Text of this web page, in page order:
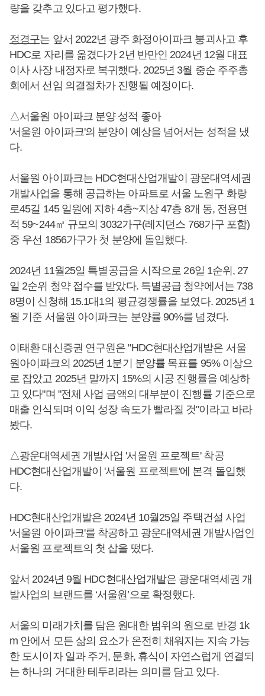
량을 갖추고 있다고 평가했다.
정경구는 앞서 2022년 광주 화정아이파크 붕괴사고 후
HDC로 자리를 옮겼다가 2년 반만인 2024년 12월 대표
이사 사장 내정자로 복귀했다. 2025년 3월 중순 주주총
회에서 선임 의결절차가 진행될 예정이다.
△서울원 아이파크 분양 성적 좋아
'서울원 아이파크'의 분양이 예상을 넘어서는 성적을 냈
다.
서울원 아이파크는 HDC현대산업개발이 광운대역세권
개발사업을 통해 공급하는 아파트로 서울 노원구 화랑
로45길 145 일원에 지하 4층~지상 47층 8개 동, 전용면
적 59~244㎡ 규모의 3032가구(레지던스 768가구 포함)
중 우선 1856가구가 첫 분양에 돌입했다.
2024년 11월25일 특별공급을 시작으로 26일 1순위, 27
일 2순위 청약 접수를 받았다. 특별공급 청약에서는 738
8명이 신청해 15.1대1의 평균경쟁률을 보였다. 2025년 1
월 기준 서울원 아이파크는 분양률 90%를 넘겼다.
이태환 대신증권 연구원은 "HDC현대산업개발은 서울
원아이파크의 2025년 1분기 분양률 목표를 95% 이상으
로 잡았고 2025년 말까지 15%의 시공 진행률을 예상하
고 있다"며 "전체 사업 금액의 대부분이 진행률 기준으로
매출 인식되며 이익 성장 속도가 빨라질 것"이라고 바라
봤다.
△광운대역세권 개발사업 '서울원 프로젝트' 착공
HDC현대산업개발이 '서울원 프로젝트'에 본격 돌입했
다.
HDC현대산업개발은 2024년 10월25일 주택건설 사업
'서울원 아이파크'를 착공하고 광운대역세권 개발사업인
서울원 프로젝트의 첫 삽을 떴다.
앞서 2024년 9월 HDC현대산업개발은 광운대역세권 개
발사업의 브랜드를 ‘서울원’으로 확정했다.
서울의 미래가치를 담은 원대한 범위의 원으로 반경 1k
m 안에서 모든 삶의 요소가 온전히 채워지는 지속 가능
한 도시이자 일과 주거, 문화, 휴식이 자연스럽게 연결되
는 하나의 거대한 테두리라는 의미를 담고 있다.